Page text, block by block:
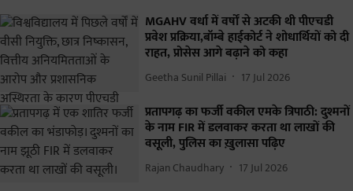
MGAHV वर्धा में वर्षों से अटकी थी पीएचडी
प्रवेश प्रक्रिया,बॉम्बे हाईकोर्ट ने शोधार्थियों को दी
राहत, प्रोसेस आगे बढ़ाने को कहा
Geetha Sunil Pillai 17 Jul 2026
प्रतापगढ़ का फर्जी वकील एमके त्रिपाठी: दुश्मनों
के नाम FIR में डलवाकर करता था लाखों की
वसूली, पुलिस का ख़ुलासा पढ़िए
Rajan Chaudhary 17 Jul 2026